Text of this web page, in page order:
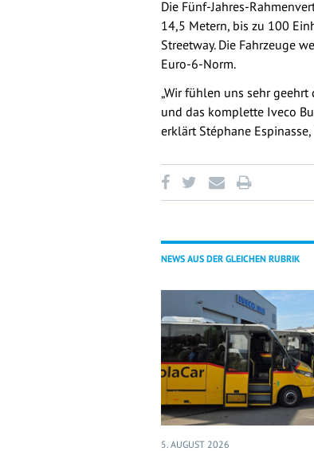
Die Fünf-Jahres-
14,5 Metern, bis zu 100
Streetway. Die Fahrzeuge
Euro-6-Norm.
„Wir fühlen uns sehr
und das komplette Iveco
erklärt Stéphane
NEWS AUS DER GLEICHEN RUBRIK
5. AUGUST 2026